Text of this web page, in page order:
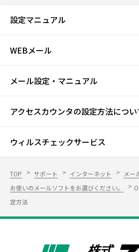
設定マニュアル
WEBメール
メール設定・マニュアル
アクセスカウンタの設定方法につい
ウィルスチェックサービス
TOP サポート インターネット
メー
お使いのメールソフトをお選びください。
定方法